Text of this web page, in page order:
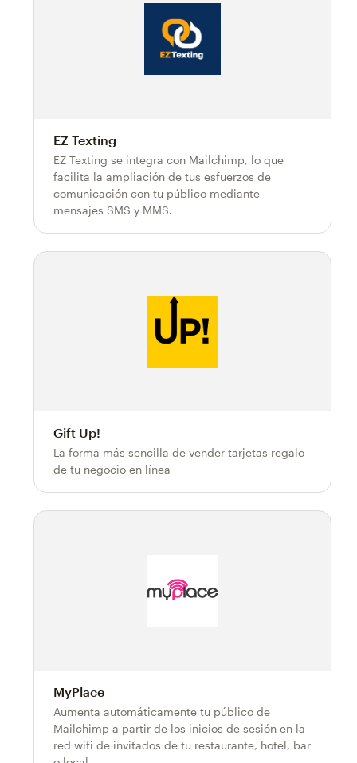
EZ Texting
EZ Texting se integra con Mailchimp, lo que
facilita la ampliación de tus esfuerzos de
comunicación con tu público mediante
mensajes SMS y MMS.
Gift Up!
La forma más sencilla de vender tarjetas regalo
de tu negocio en línea
MyPlace
Aumenta automáticamente tu público de
Mailchimp a partir de los inicios de sesión en la
red wifi de invitados de tu restaurante, hotel, bar